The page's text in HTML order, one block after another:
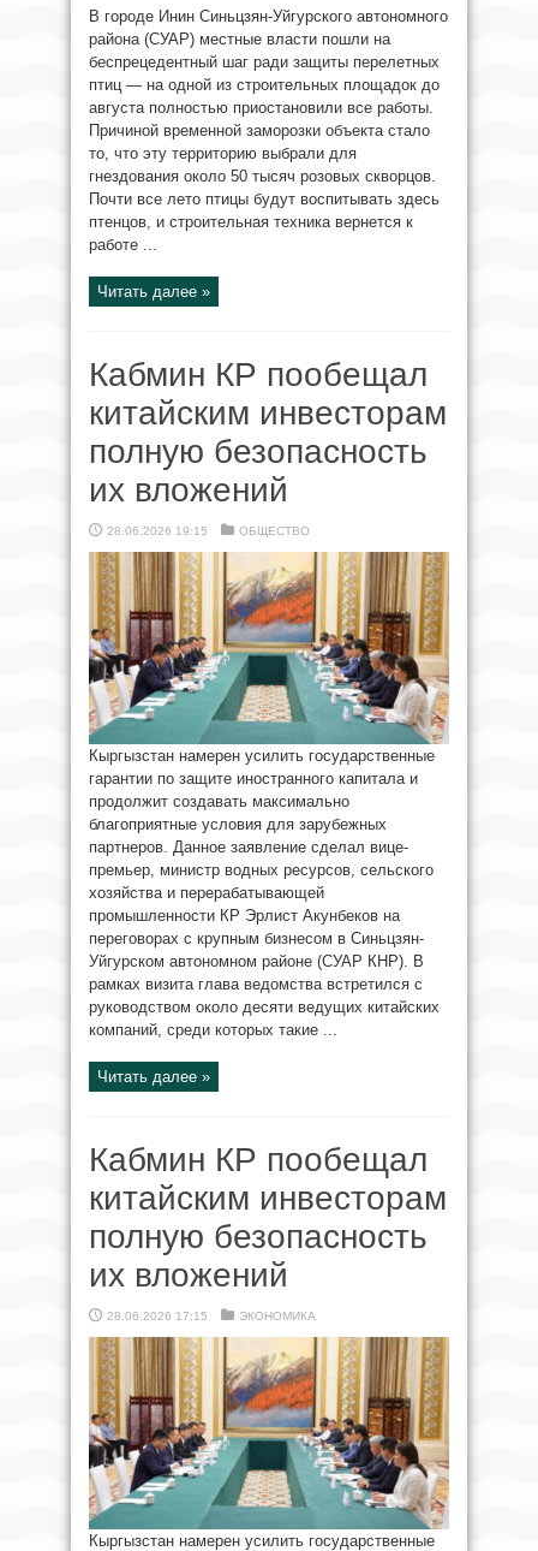
В городе Инин Синьцзян-Уйгурского автономного
района (СУАР) местные власти пошли на
беспрецедентный шаг ради защиты перелетных
птиц — на одной из строительных площадок до
августа полностью приостановили все работы.
Причиной временной заморозки объекта стало
то, что эту территорию выбрали для
гнездования около 50 тысяч розовых скворцов.
Почти все лето птицы будут воспитывать здесь
птенцов, и строительная техника вернется к
работе ...
Читать далее »
Кабмин КР пообещал
китайским инвесторам
полную безопасность
их вложений
28.06.2026 19:15 ОБЩЕСТВО
Кыргызстан намерен усилить государственные
гарантии по защите иностранного капитала и
продолжит создавать максимально
благоприятные условия для зарубежных
партнеров. Данное заявление сделал вице-
премьер, министр водных ресурсов, сельского
хозяйства и перерабатывающей
промышленности КР Эрлист Акунбеков на
переговорах с крупным бизнесом в Синьцзян-
Уйгурском автономном районе (СУАР КНР). В
рамках визита глава ведомства встретился с
руководством около десяти ведущих китайских
компаний, среди которых такие ...
Читать далее »
Кабмин КР пообещал
китайским инвесторам
полную безопасность
их вложений
28.06.2026 17:15 ЭКОНОМИКА
Кыргызстан намерен усилить государственные